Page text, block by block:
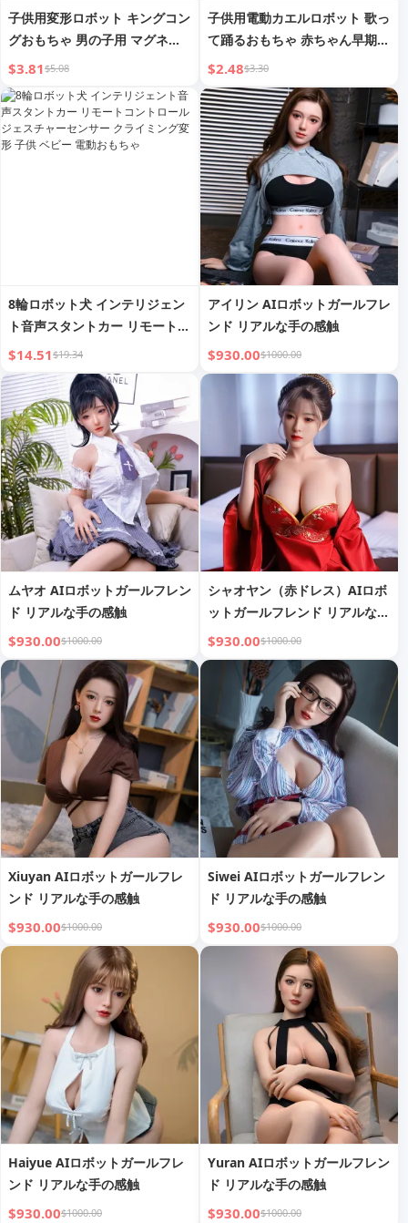
子供用変形ロボット キングコン
グおもちゃ 男の子用 マグネッ
ト結合トレインカー スーパーマ
ン戦車戦士おもちゃ車
$3.81$5.08
子供用電動カエルロボット 歌っ
て踊るおもちゃ 赤ちゃん早期教
育 知育 脳トレ
$2.48$3.30
8輪ロボット犬 インテリジェン
ト音声スタントカー リモートコ
ントロール ジェスチャーセンサ
ー クライミング変形 子供 ベビ
ー 電動おもちゃ
$14.51$19.34
アイリン AIロボットガールフレ
ンド リアルな手の感触
$930.00$1000.00
ムヤオ AIロボットガールフレン
ド リアルな手の感触
$930.00$1000.00
シャオヤン（赤ドレス）AIロボ
ットガールフレンド リアルな手
の感触
$930.00$1000.00
Xiuyan AIロボットガールフレ
ンド リアルな手の感触
$930.00$1000.00
Siwei AIロボットガールフレン
ド リアルな手の感触
$930.00$1000.00
Haiyue AIロボットガールフレ
ンド リアルな手の感触
$930.00$1000.00
Yuran AIロボットガールフレン
ド リアルな手の感触
$930.00$1000.00